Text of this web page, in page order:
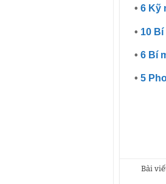
•6 Kỹ
• 10
•6 Bí
•5
Bài